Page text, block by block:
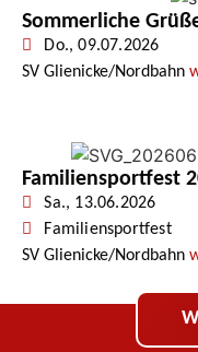
Sommerliche
Do., 09.07.2026
SV Glienicke/Nordbahn
Familiensportfest
Sa., 13.06.2026
Familiensportfest
SV Glienicke/Nordbahn